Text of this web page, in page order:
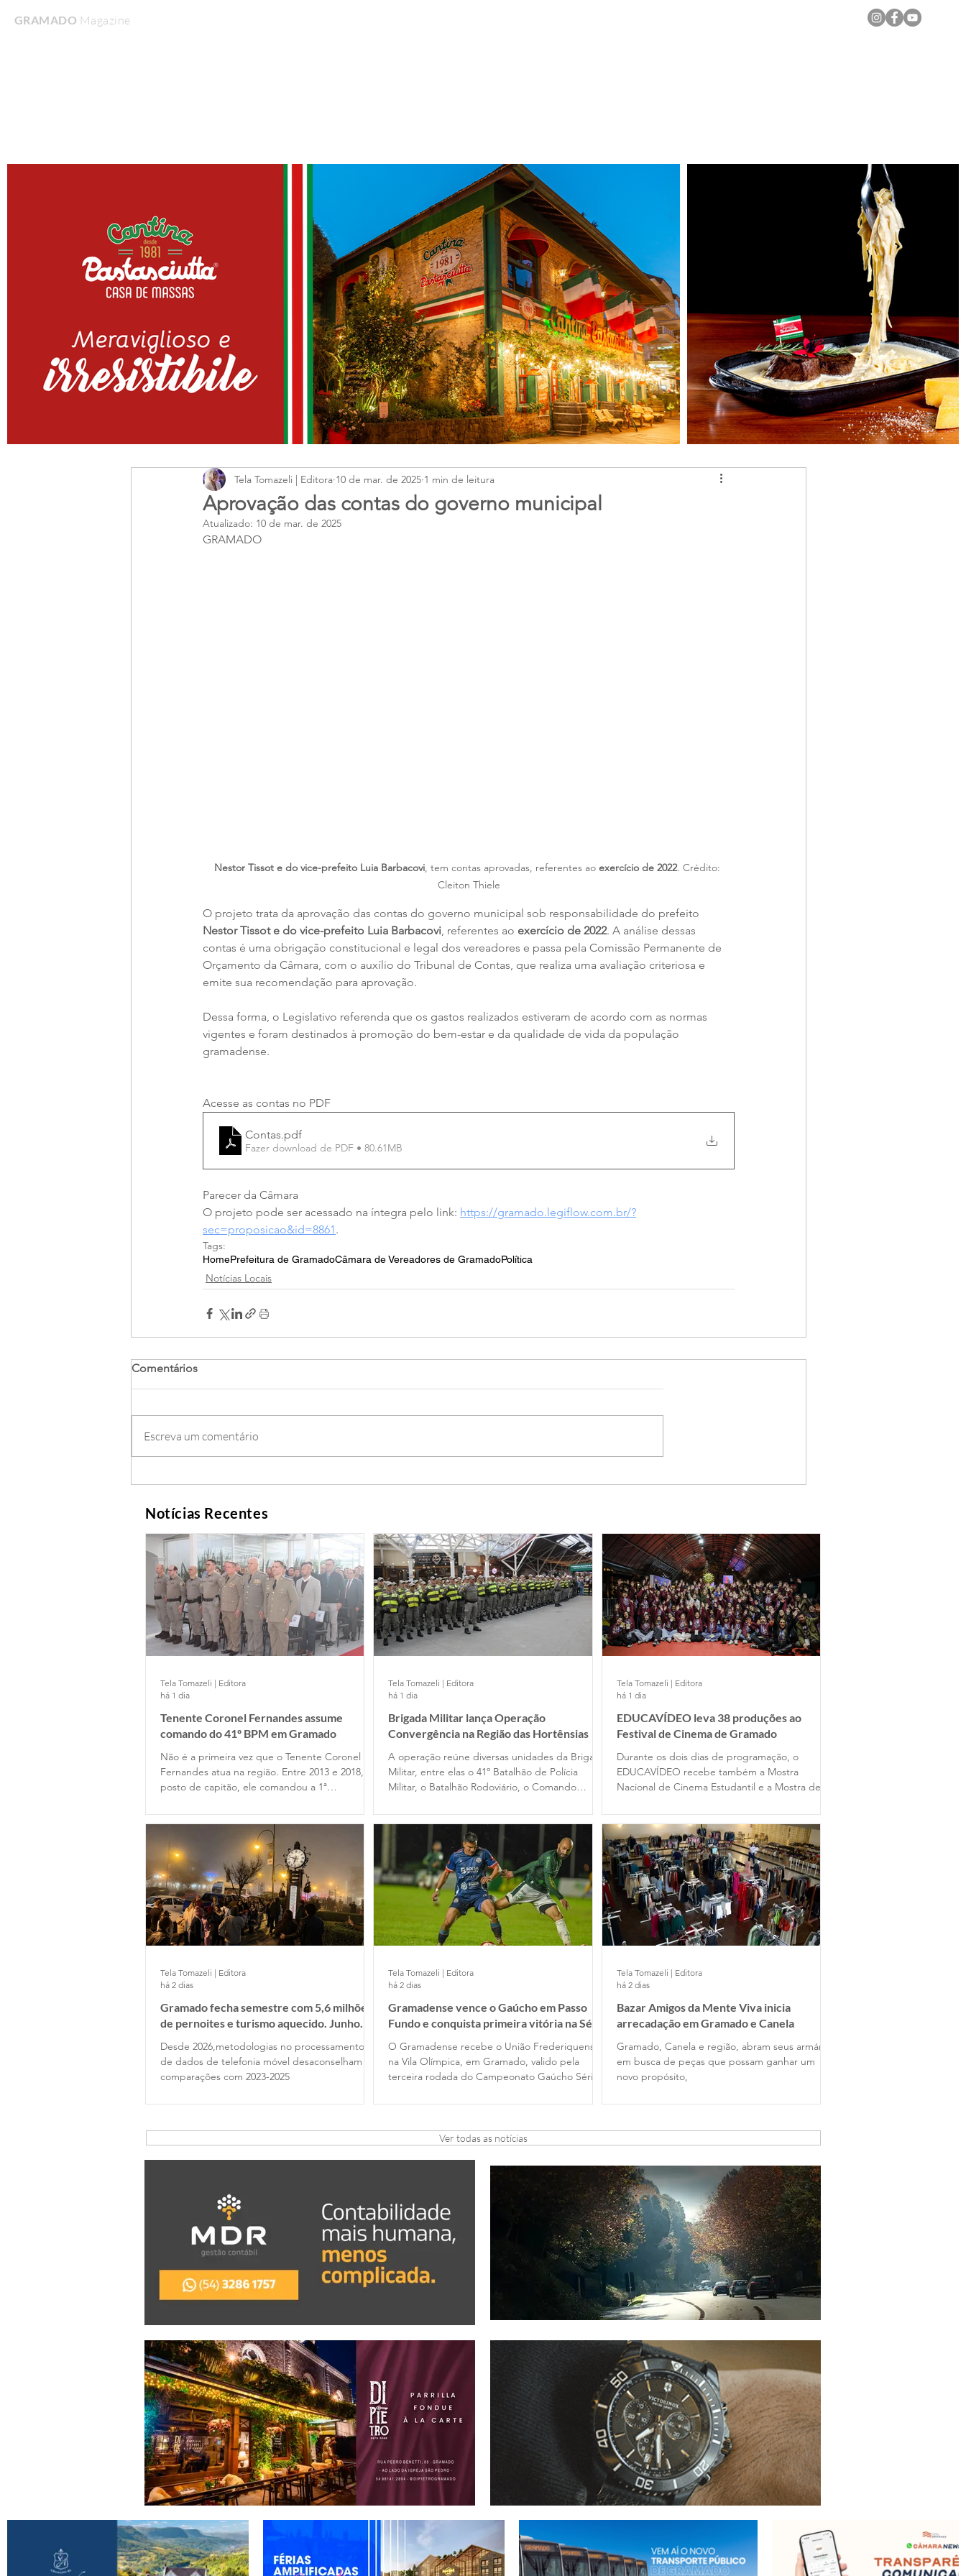
GRAMADO MagazineHome
Aprovação das contas do governo municipal
Tela Tomazeli | Editora 10 de mar. de 2025 1 min de leitura
Atualizado: 10 de mar. de 2025
GRAMADO
Nestor Tissot e do vice-prefeito Luia Barbacovi, tem contas aprovadas, referentes ao exercício de 2022. Crédito:
Cleiton Thiele
O projeto trata da aprovação das contas do governo municipal sob responsabilidade do prefeito
Nestor Tissot e do vice-prefeito Luia Barbacovi, referentes ao exercício de 2022. A análise dessas
contas é uma obrigação constitucional e legal dos vereadores e passa pela Comissão Permanente de
Orçamento da Câmara, com o auxílio do Tribunal de Contas, que realiza uma avaliação criteriosa e
emite sua recomendação para aprovação.
Dessa forma, o Legislativo referenda que os gastos realizados estiveram de acordo com as normas
vigentes e foram destinados à promoção do bem-estar e da qualidade de vida da população
gramadense.
Acesse as contas no PDF
Contas.pdf
Fazer download de PDF • 80.61MB
Parecer da Câmara
O projeto pode ser acessado na íntegra pelo link: https://gramado.legiflow.com.br/?
sec=proposicao&id=8861 .
Tags:
HomePrefeitura de GramadoCâmara de Vereadores de GramadoPolítica
Notícias Locais
Comentários
Escreva um comentário
Notícias Recentes
Tenente Coronel Fernandes assume
comando do 41º BPM em Gramado
Não é a primeira vez que o Tenente Coronel
Fernandes atua na região. Entre 2013 e 2018, no
posto de capitão, ele comandou a 1ª
Estado Maior da Unidade. Retornou em 2020,
permanecendo até 2022, quando ocupou o
posto de major na função de subcomandante
do Batalhão.
Tela Tomazeli | Editora
há 1 dia
Brigada Militar lança Operação
Convergência na Região das Hortênsias
A operação reúne diversas unidades da Brigada
Militar, entre elas o 41º Batalhão de Polícia
Militar, o Batalhão Rodoviário, o Comando
Departamento de Ensino. Participam das ações
dois alunos-oficiais do Curso Superior de Polícia
Militar e 120 alunos-soldados do Curso Básico
de Formação Policial Militar, das escolas de
Porto Alegre e Montenegro.
Tela Tomazeli | Editora
há 1 dia
EDUCAVÍDEO leva 38 produções ao
Festival de Cinema de Gramado
Durante os dois dias de programação, o
EDUCAVÍDEO recebe também a Mostra
Nacional de Cinema Estudantil e a Mostra de
diferentes estados do país ao lado dos
trabalhos dos alunos gramadenses.
Tela Tomazeli | Editora
há 1 dia
Gramado fecha semestre com 5,6 milhões
de pernoites e turismo aquecido. Junho
desponta!
Desde 2026,metodologias no processamento
de dados de telefonia móvel desaconselham
comparações com 2023-2025
Tela Tomazeli | Editora
há 2 dias
Gramadense vence o Gaúcho em Passo
Fundo e conquista primeira vitória na Série
O Gramadense recebe o União Frederiquense,
na Vila Olímpica, em Gramado, valido pela
terceira rodada do Campeonato Gaúcho Série
Tela Tomazeli | Editora
há 2 dias
Bazar Amigos da Mente Viva inicia
arrecadação em Gramado e Canela
Gramado, Canela e região, abram seus armários
em busca de peças que possam ganhar um
novo propósito,
Tela Tomazeli | Editora
há 2 dias
Ver todas as notícias